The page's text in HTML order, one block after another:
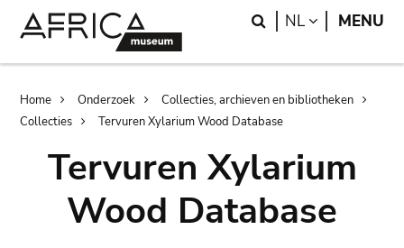
Search
NL LANGUAGE
MENU
Breadcrumb
Home Onderzoek
Collecties, archieven en bibliotheken
Collecties
Tervuren Xylarium Wood Database
Tervuren Xylarium
Wood Database